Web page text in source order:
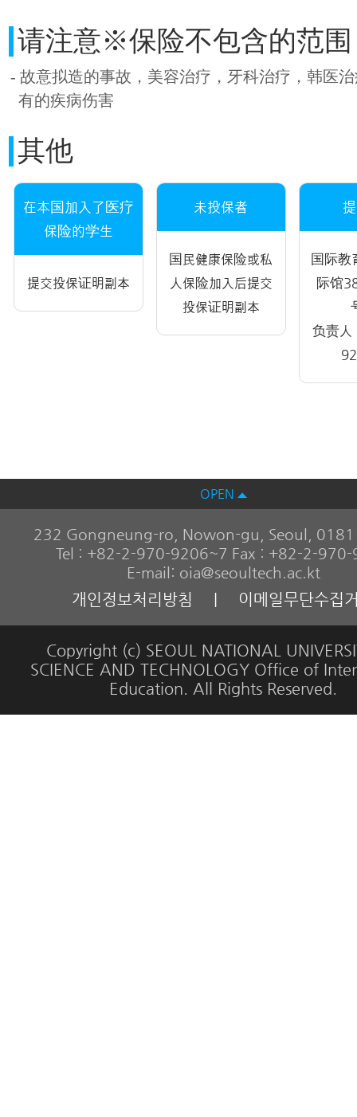
请注意※保险不包含的范围
- 故意拟造的事故，美容治疗，牙科治疗，韩医
有的疾病伤害
其他
在本国加入了医疗
保险的学生
提交投保证明副本
未投保者
国民健康保险或私
人保险加入后提交
投保证明副本
国际教
际馆
负责人
OPEN
232 Gongneung-ro, Nowon-gu, Seoul,
Tel : +82-2-970-9206~7 Fax : +82-2-
E-mail: oia@seoultech.ac.kt
개인정보처리방침 이메일무단수집
Copyright (c) SEOUL NATIONAL
SCIENCE AND TECHNOLOGY Office of
Education. All Rights Reserved.